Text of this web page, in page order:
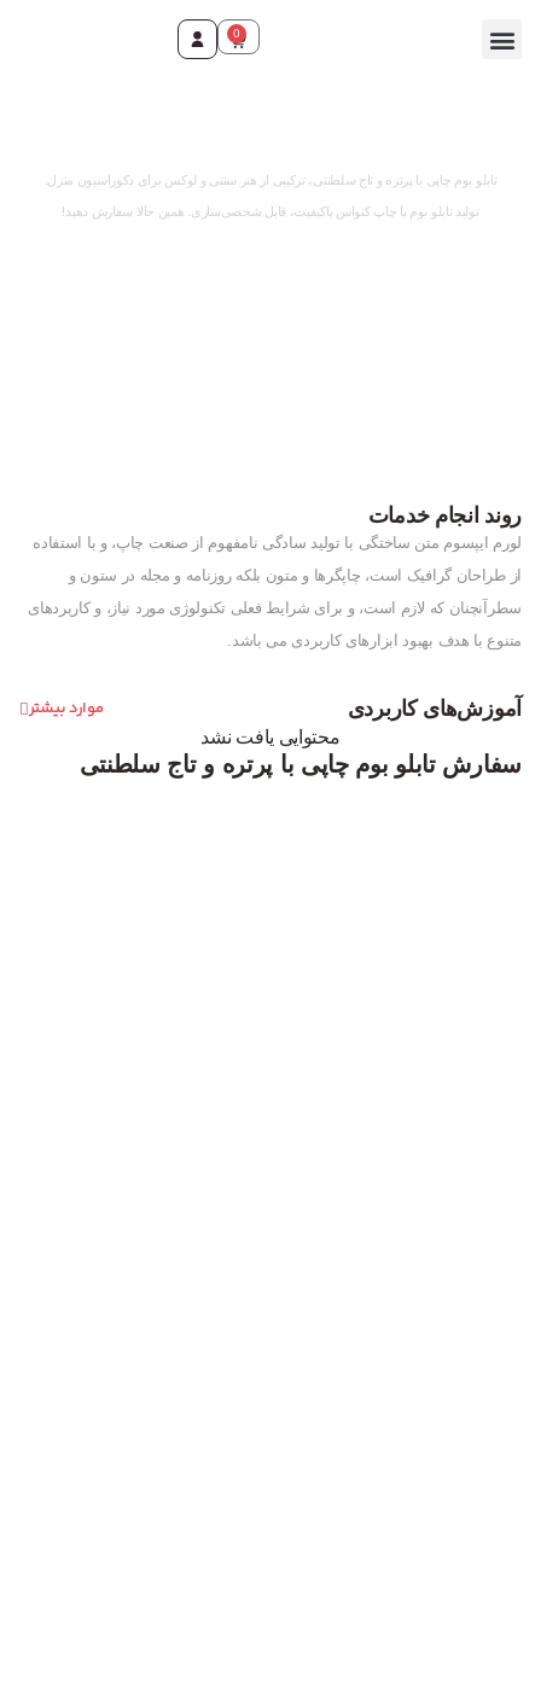
0
تابلو بوم چاپی با پرتره و تاج سلطنتی، ترکیبی از هنر سنتی و لوکس برای دکوراسیون منزل.
تولید تابلو بوم با چاپ کنواس باکیفیت، قابل شخصی‌سازی. همین حالا سفارش دهید!
روند انجام خدمات
لورم ایپسوم متن ساختگی با تولید سادگی نامفهوم از صنعت چاپ، و با استفاده
از طراحان گرافیک است، چاپگرها و متون بلکه روزنامه و مجله در ستون و
سطرآنچنان که لازم است، و برای شرایط فعلی تکنولوژی مورد نیاز، و کاربردهای
متنوع با هدف بهبود ابزارهای کاربردی می باشد.
آموزش‌های کاربردی موارد بیشتر
محتوایی یافت نشد
سفارش تابلو بوم چاپی با پرتره و تاج سلطنتی